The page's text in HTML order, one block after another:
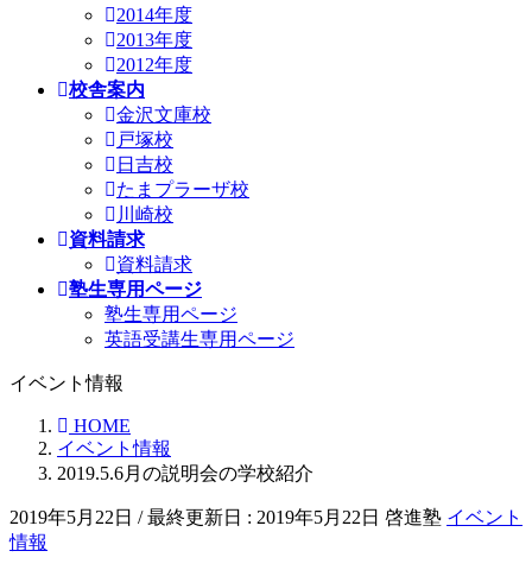
2014年度
2013年度
2012年度
校舎案内
金沢文庫校
戸塚校
日吉校
たまプラーザ校
川崎校
資料請求
資料請求
塾生専用ページ
塾生専用ページ
英語受講生専用ページ
イベント情報
HOME
イベント情報
2019.5.6月の説明会の学校紹介
2019年5月22日 / 最終更新日 : 2019年5月22日 啓進塾 イベント
情報